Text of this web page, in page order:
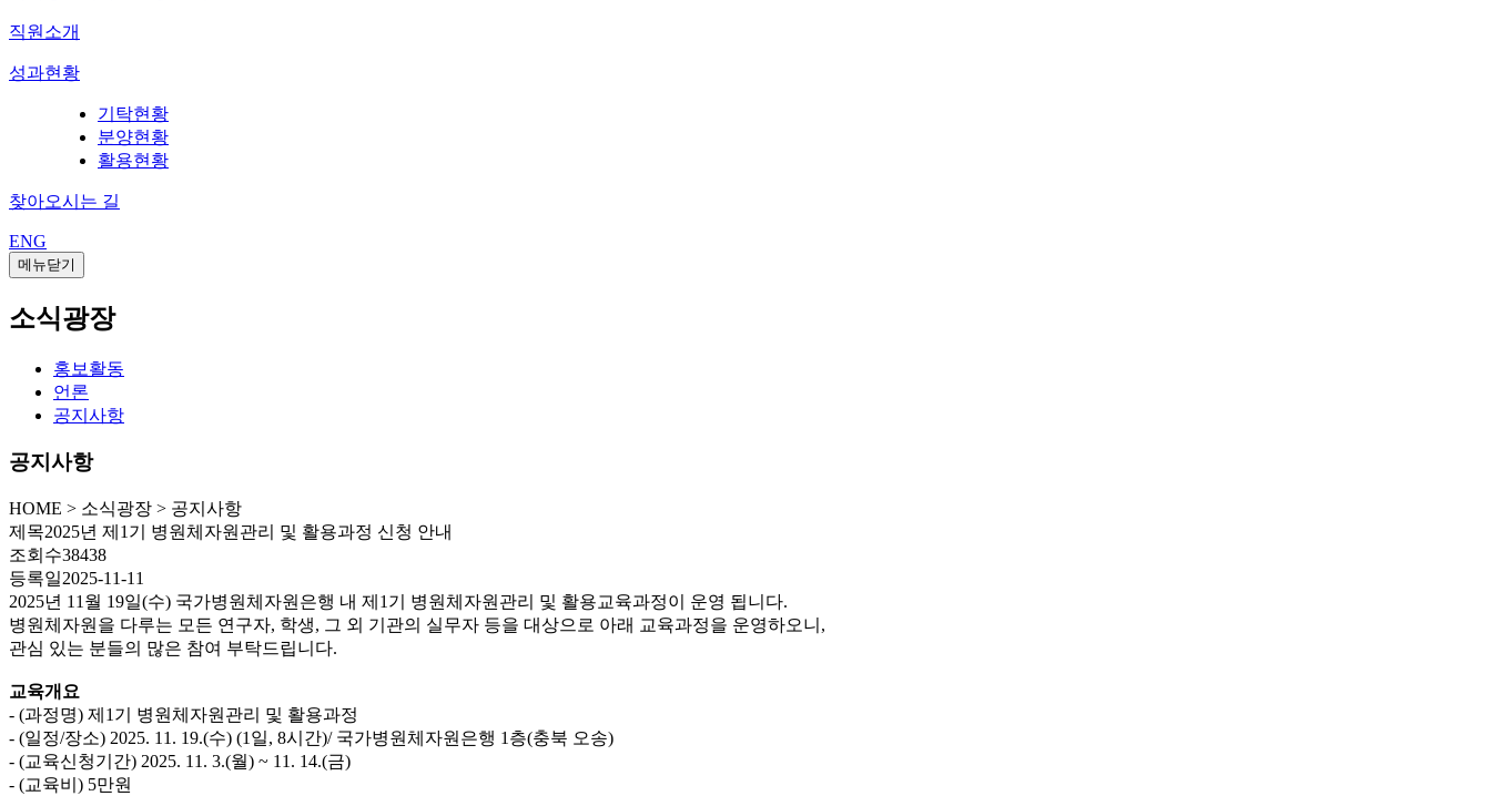
직원소개
성과현황
기탁현황
분양현황
활용현황
찾아오시는 길
ENG
메뉴닫기
소식광장
홍보활동
언론
공지사항
공지사항
HOME > 소식광장 > 공지사항
제목2025년 제1기 병원체자원관리 및 활용과정 신청 안내
조회수38438
등록일2025-11-11
2025년 11월 19일(수) 국가병원체자원은행 내 제1기 병원체자원관리 및 활용교육과정이 운영 됩니다.
병원체자원을 다루는 모든 연구자, 학생, 그 외 기관의 실무자 등을 대상으로 아래 교육과정을 운영하오니,
관심 있는 분들의 많은 참여 부탁드립니다.
교육개요
- (과정명) 제1기 병원체자원관리 및 활용과정
- (일정/장소) 2025. 11. 19.(수) (1일, 8시간)/ 국가병원체자원은행 1층(충북 오송)
- (교육신청기간) 2025. 11. 3.(월) ~ 11. 14.(금)
- (교육비) 5만원